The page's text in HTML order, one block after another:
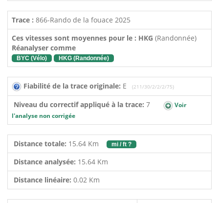
Trace : 866-Rando de la fouace 2025
Ces vitesses sont moyennes pour le : HKG (Randonnée)
Réanalyser comme
BYC (Vélo) HKG (Randonnée)
Fiabilité de la trace originale: E (211/30/2/2/2/75)
Niveau du correctif appliqué à la trace: 7
Voir
l'analyse non corrigée
Distance totale: 15.64 Km mi / ft ?
Distance analysée: 15.64 Km
Distance linéaire: 0.02 Km